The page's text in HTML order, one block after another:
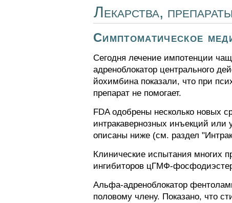
Лекарства,
Симптоматическое
Сегодня лечение импотенции
адреноблокатор центрального
йохимбина показали, что при
препарат не помогает.
FDA одобрены несколько новых
интракавернозных инъекций
описаны ниже (см. раздел
Клинические испытания многих
ингибиторов цГМФ-
Альфа-адреноблокатор
половому члену. Показано, что